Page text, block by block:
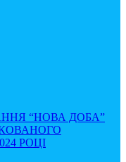
“НОВА ДОБА”
РОЦІ